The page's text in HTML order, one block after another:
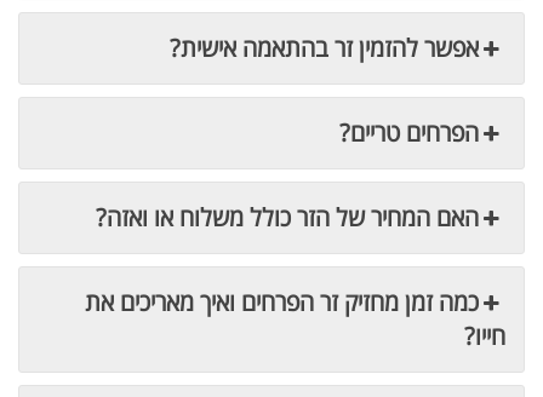
אפשר להזמין זר בהתאמה אישית?
הפרחים טריים?
האם המחיר של הזר כולל משלוח או ואזה?
כמה זמן מחזיק זר הפרחים ואיך מאריכים את
חייו?